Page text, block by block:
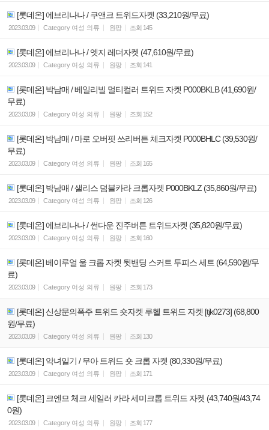
[롯데온] 에브리나나 / 쿠앤크 트위드자켓 (33,210원/무료)
2023.03.09 Category 여성 의류 원팡 조회 145
[롯데온] 에브리나나 / 엣지 레더자켓 (47,610원/무료)
2023.03.09 Category 여성 의류 원팡 조회 141
[롯데온] 박남매 / 베일리빌 멀티컬러 트위드 자켓 P000BKLB (41,690원/
무료)
2023.03.09 Category 여성 의류 원팡 조회 152
[롯데온] 박남매 / 마로 오버핏 쓰리버튼 체크자켓 P000BHLC (39,530원/
무료)
2023.03.09 Category 여성 의류 원팡 조회 165
[롯데온] 박남매 / 샐리스 덤블카라 크롭자켓 P000BKLZ (35,860원/무료)
2023.03.09 Category 여성 의류 원팡 조회 126
[롯데온] 에브리나나 / 썬다운 진주버튼 트위드자켓 (35,820원/무료)
2023.03.09 Category 여성 의류 원팡 조회 160
[롯데온] 베이루얼 울 크롭 자켓 뒷밴딩 스커트 투피스 세트 (64,590원/무
료)
2023.03.09 Category 여성 의류 원팡 조회 173
[롯데온] 신상문의폭주 트위드 숏자켓 루헬 트위드 자켓 [tjk0273] (68,800
원/무료)
2023.03.09 Category 여성 의류 원팡 조회 130
[롯데온] 악녀일기 / 무아 트위드 숏 크롭 자켓 (80,330원/무료)
2023.03.09 Category 여성 의류 원팡 조회 171
[롯데온] 크엔므 체크 세일러 카라 세미크롭 트위드 자켓 (43,740원/43,74
0원)
2023.03.09 Category 여성 의류 원팡 조회 177